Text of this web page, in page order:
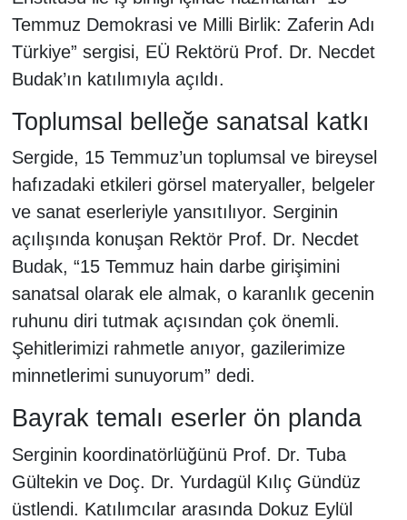
Temmuz Demokrasi ve Milli Birlik: Zaferin Adı
Türkiye” sergisi, EÜ Rektörü Prof. Dr. Necdet
Budak’ın katılımıyla açıldı.
Toplumsal belleğe sanatsal katkı
Sergide, 15 Temmuz’un toplumsal ve bireysel
hafızadaki etkileri görsel materyaller, belgeler
ve sanat eserleriyle yansıtılıyor. Serginin
açılışında konuşan Rektör Prof. Dr. Necdet
Budak, “15 Temmuz hain darbe girişimini
sanatsal olarak ele almak, o karanlık gecenin
ruhunu diri tutmak açısından çok önemli.
Şehitlerimizi rahmetle anıyor, gazilerimize
minnetlerimi sunuyorum” dedi.
Bayrak temalı eserler ön planda
Serginin koordinatörlüğünü Prof. Dr. Tuba
Gültekin ve Doç. Dr. Yurdagül Kılıç Gündüz
üstlendi. Katılımcılar arasında Dokuz Eylül